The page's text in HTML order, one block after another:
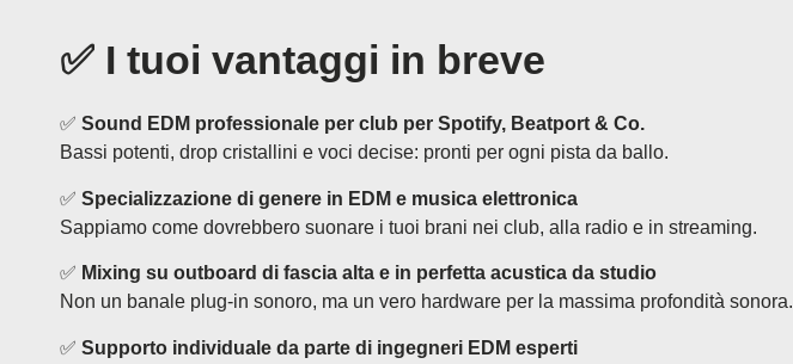
✅ I tuoi vantaggi in breve
✅ Sound EDM professionale per club per Spotify, Beatport & Co.
Bassi potenti, drop cristallini e voci decise: pronti per ogni pista da ballo.
✅ Specializzazione di genere in EDM e musica elettronica
Sappiamo come dovrebbero suonare i tuoi brani nei club, alla radio e in streaming.
✅ Mixing su outboard di fascia alta e in perfetta acustica da studio
Non un banale plug-in sonoro, ma un vero hardware per la massima profondità sonora.
✅ Supporto individuale da parte di ingegneri EDM esperti